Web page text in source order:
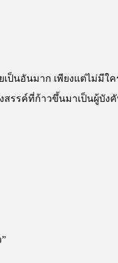
นอันมาก เพียงแต่ไม่มีใ
สรรค์ที่ก้าวขึ้นมาเป็นผู้บั